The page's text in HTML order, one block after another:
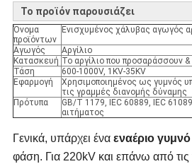
Το προϊόν παρουσιάζει
Όνομα
προϊόντων
Ενισχυμένος χάλυβας αγωγός
Αγωγός
Αργίλιο
Κατασκευή Το αργίλιο που προσαράσσουν
Τάση
600-1000V, 1KV-35KV
Εφαρμογή
Χρησιμοποιημένος ως γυμνός
τις γραμμές διανομής δύναμης
Πρότυπα
GB/T 1179, IEC 60889, IEC
αιτήματος
Γενικά, υπάρχει ένα εναέριο
φάση. Για 220kV και επάνω από τις